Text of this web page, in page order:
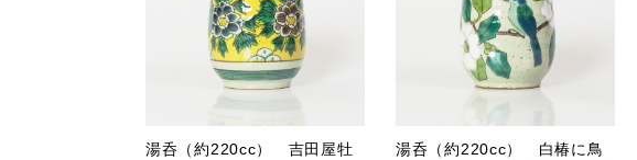
湯呑（約220cc） 吉田屋牡
湯呑（約220cc） 白椿に鳥